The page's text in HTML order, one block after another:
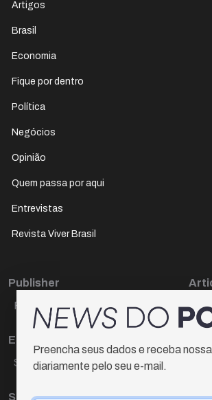
Artigos
Brasil
Economia
Fique por dentro
Política
Negócios
Opinião
Quem passa por aqui
Entrevistas
Revista Viver Brasil
Publisher
Paulo Cesar de Oliveira
Editora Chefe
Sueli Cotta
Sub-editora
Dr
Preencha seus dados e receba
diariamente pelo seu e-mail.